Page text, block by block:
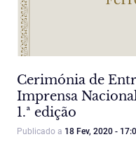
Cerimónia de
Imprensa
1.ª edição
Publicado a 18 Fev, 2020 -